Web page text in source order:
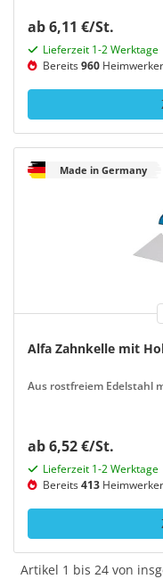
ab 6,11 €/St.
Lieferzeit 1-2 Werktage
Bereits960
Made in Germany
Alfa Zahnkelle mit
Aus rostfreiem Edelstahl
ab 6,52 €/St.
Lieferzeit 1-2 Werktage
Bereits413
Artikel 1 bis 24 von